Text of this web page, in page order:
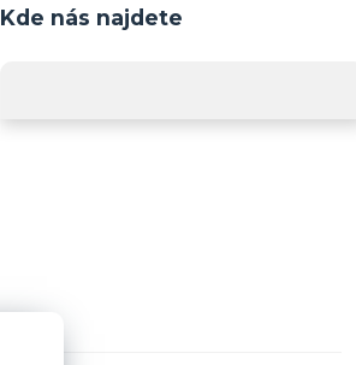
Kde nás najdete